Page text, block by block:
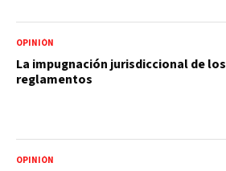
OPINIÓN
La impugnación jurisdiccional de los
reglamentos
OPINIÓN